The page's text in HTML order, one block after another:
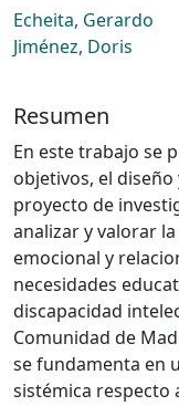
Echeita, Gerardo
Jiménez, Doris
Resumen
En este trabajo se
objetivos, el
proyecto de
analizar y valorar
emocional y
necesidades
discapacidad
Comunidad de
se fundamenta en
sistémica respecto